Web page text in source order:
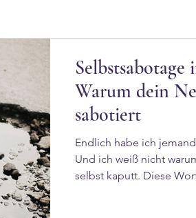
Selbstsabotage
Warum dein
sabotiert
Endlich habe ich
Und ich weiß nicht
selbst kaputt. Diese